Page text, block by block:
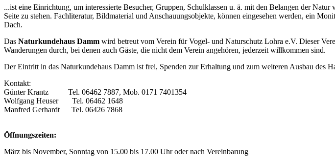
...ist eine Einrichtung, um interessierte Besucher, Gruppen, Schulklassen u. ä. mit den Belangen der
Seite zu stehen. Fachliteratur, Bildmaterial und Anschauungsobjekte, können eingesehen werden, ein
Dach.
Das Naturkundehaus Damm wird betreut vom Verein für Vogel- und Naturschutz Lohra e.V. Dieser
Wanderungen durch, bei denen auch Gäste, die nicht dem Verein angehören, jederzeit willkommen sind.
Der Eintritt in das Naturkundehaus Damm ist frei, Spenden zur Erhaltung und zum weiteren Ausbau des
Kontakt:
Günter Krantz Tel. 06462 7887, Mob. 0171 7401354
Wolfgang Heuser Tel. 06462 1648
Manfred Gerhardt Tel. 06426 7868
Öffnungszeiten:
März bis November, Sonntag von 15.00 bis 17.00 Uhr oder nach Vereinbarung